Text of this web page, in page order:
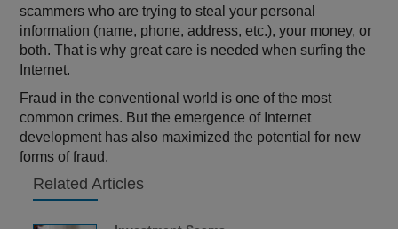
scammers who are trying to steal your personal
information (name, phone, address, etc.), your money, or
both. That is why great care is needed when surfing the
Internet.
Fraud in the conventional world is one of the most
common crimes. But the emergence of Internet
development has also maximized the potential for new
forms of fraud.
Related Articles